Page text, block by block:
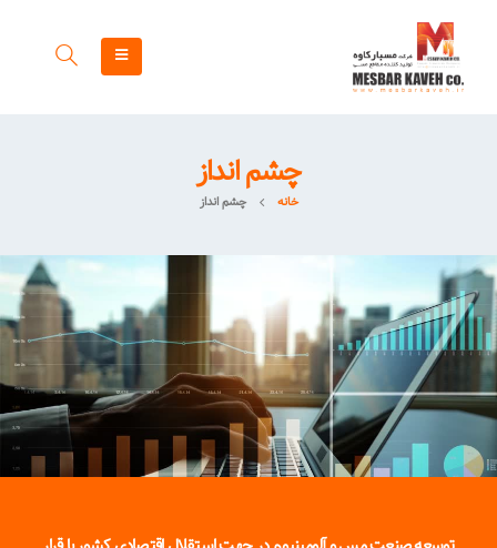
چشم انداز
خانه چشم انداز